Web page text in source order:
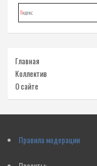
Главная
Коллектив
О сайте
Правила модерации